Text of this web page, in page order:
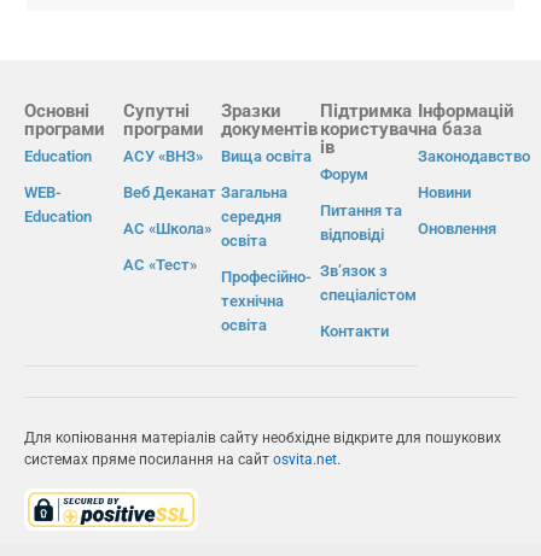
Основні
програми
Education
WEB-
Education
Супутні
програми
АСУ «ВНЗ»
Веб Деканат
АС «Школа»
АС «Тест»
Зразки
документів
Вища освіта
Загальна
середня
освіта
Професійно-
технічна
освіта
Підтримка
користувач
ів
Форум
Питання та
відповіді
Зв’язок з
спеціалістом
Контакти
Інформацій
на база
Законодавство
Новини
Оновлення
Для копіювання матеріалів сайту необхідне відкрите для пошукових
системах пряме посилання на сайт osvita.net.